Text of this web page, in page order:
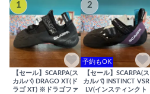
1
【セール】SCARPA(ス
カルパ) DRAGO XT(ド
ラゴ XT) ※ドラゴファ
2
予約もOK
【セール】SCARPA(ス
カルパ) INSTINCT VSR
LV(インスティンクト